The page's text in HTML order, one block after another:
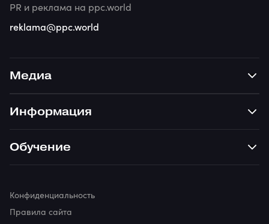
Медиа
Информация
Обучение
PR и реклама на ppc.world
reklama@ppc.world
Конфиденциальность
Правила сайта